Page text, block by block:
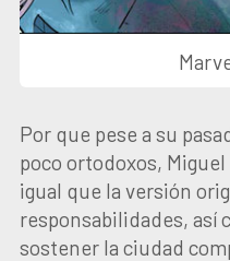
Por que pese a su
poco ortodoxos, Miguel
igual que la versión
responsabilidades, así
sostener la ciudad